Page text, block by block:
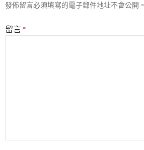
發佈留言必須填寫的電子郵件地址不會公開。
留言 *